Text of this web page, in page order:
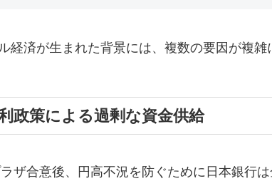
経済が生まれた背景には、複数の要因が複雑
政策による過剰な資金供給
ザ合意後、円高不況を防ぐために日本銀行は